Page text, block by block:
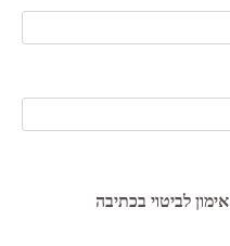
אימון לביטוי בכתיבה